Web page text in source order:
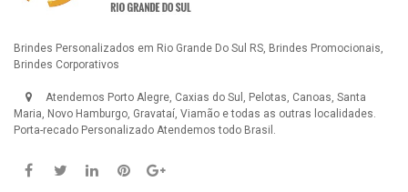
Brindes Personalizados em Rio Grande Do Sul RS, Brindes Promocionais,
Brindes Corporativos
Atendemos Porto Alegre, Caxias do Sul, Pelotas, Canoas, Santa
Maria, Novo Hamburgo, Gravataí, Viamão e todas as outras localidades.
Porta-recado Personalizado Atendemos todo Brasil.